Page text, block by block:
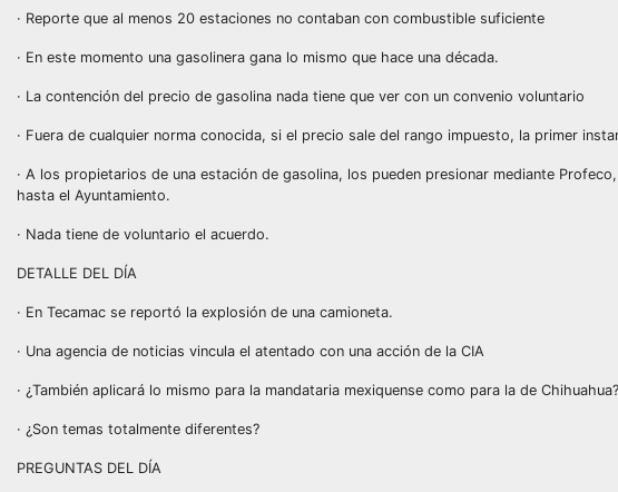
· Reporte que al menos 20 estaciones no contaban con combustible suficiente
· En este momento una gasolinera gana lo mismo que hace una década.
· La contención del precio de gasolina nada tiene que ver con un convenio voluntario
· Fuera de cualquier norma conocida, si el precio sale del rango impuesto, la primer
· A los propietarios de una estación de gasolina, los pueden presionar mediante
hasta el Ayuntamiento.
· Nada tiene de voluntario el acuerdo.
DETALLE DEL DÍA
· En Tecamac se reportó la explosión de una camioneta.
· Una agencia de noticias vincula el atentado con una acción de la CIA
· ¿También aplicará lo mismo para la mandataria mexiquense como para la de Chihuahua?
· ¿Son temas totalmente diferentes?
PREGUNTAS DEL DÍA